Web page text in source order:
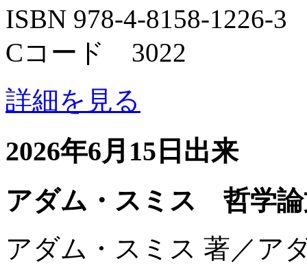
ISBN 978-4-8158-1226-3
Cコード 3022
詳細を見る
2026年6月15日出来
アダム・スミス 哲学論
アダム・スミス 著／ア